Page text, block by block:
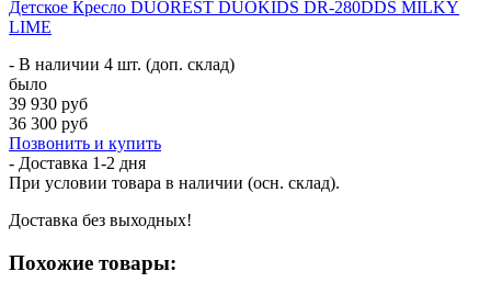
Детское Кресло DUOREST DUOKIDS DR-280DDS MILKY
LIME
- В наличии 4 шт. (доп. склад)
было
39 930 руб
36 300 руб
Позвонить и купить
- Доставка 1-2 дня
При условии товара в наличии (осн. склад).
Доставка без выходных!
Похожие товары: